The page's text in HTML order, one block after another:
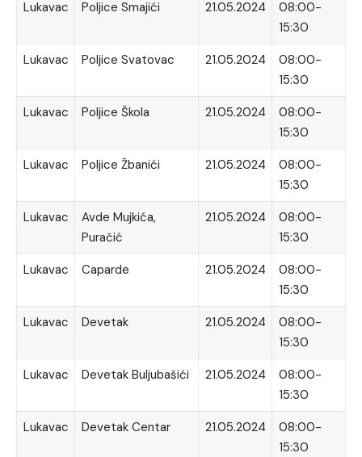
Lukavac Poljice Smajići 21.05.2024
08:00-
15:30
Lukavac
Poljice Svatovac 21.05.2024
08:00-
15:30
Lukavac
Poljice Škola 21.05.2024
08:00-
15:30
Lukavac
Poljice Žbanići 21.05.2024
08:00-
15:30
Lukavac
Avde Mujkića,
Puračić
21.05.2024
08:00-
15:30
Lukavac
Caparde 21.05.2024
08:00-
15:30
Lukavac
Devetak 21.05.2024
08:00-
15:30
Lukavac
Devetak Buljubašići 21.05.2024
08:00-
15:30
Lukavac
Devetak Centar 21.05.2024
08:00-
15:30